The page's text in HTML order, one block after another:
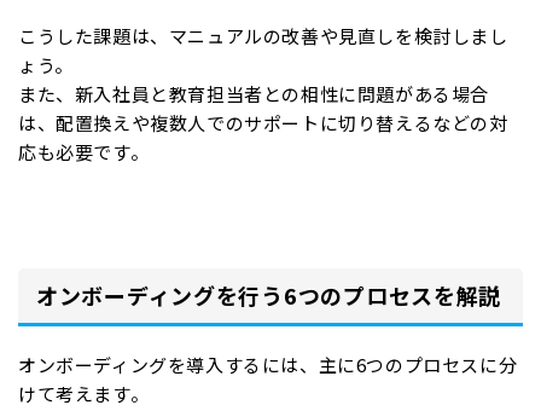
こうした課題は、マニュアルの改善や見直しを検討しまし
ょう。
また、新入社員と教育担当者との相性に問題がある場合
は、配置換えや複数人でのサポートに切り替えるなどの対
応も必要です。
オンボーディングを行う6つのプロセスを解説
オンボーディングを導入するには、主に6つのプロセスに分
けて考えます。